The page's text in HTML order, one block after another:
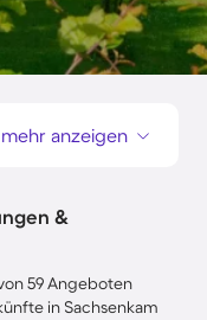
mehr anzeigen
&
59 Angeboten
in Sachsenkam